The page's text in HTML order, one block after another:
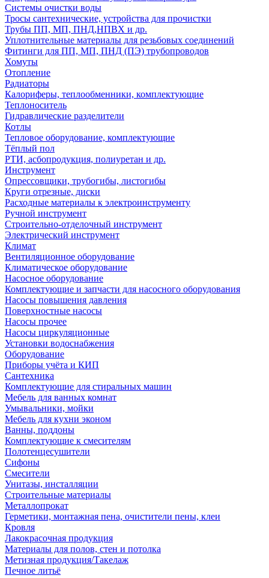
Системы очистки воды
Тросы сантехнические, устройства для прочистки
Трубы ПП, МП, ПНД,НПВХ и др.
Уплотнительные материалы для резьбовых соединений
Фитинги для ПП, МП, ПНД (ПЭ) трубопроводов
Хомуты
Отопление
Радиаторы
Калориферы, теплообменники, комплектующие
Теплоноситель
Гидравлические разделители
Котлы
Тепловое оборудование, комплектующие
Тёплый пол
РТИ, асбопродукция, полиуретан и др.
Инструмент
Опрессовщики, трубогибы, листогибы
Круги отрезные, диски
Расходные материалы к электроинструменту
Ручной инструмент
Строительно-отделочный инструмент
Электрический инструмент
Климат
Вентиляционное оборудование
Климатическое оборудование
Насосное оборудование
Комплектующие и запчасти для насосного оборудования
Насосы повышения давления
Поверхностные насосы
Насосы прочее
Насосы циркуляционные
Установки водоснабжения
Оборудование
Приборы учёта и КИП
Сантехника
Комплектующие для стиральных машин
Мебель для ванных комнат
Умывальники, мойки
Мебель для кухни эконом
Ванны, поддоны
Комплектующие к смесителям
Полотенцесушители
Сифоны
Смесители
Унитазы, инсталляции
Строительные материалы
Металлопрокат
Герметики, монтажная пена, очистители пены, клеи
Кровля
Лакокрасочная продукция
Материалы для полов, стен и потолка
Метизная продукция/Такелаж
Печное литьё